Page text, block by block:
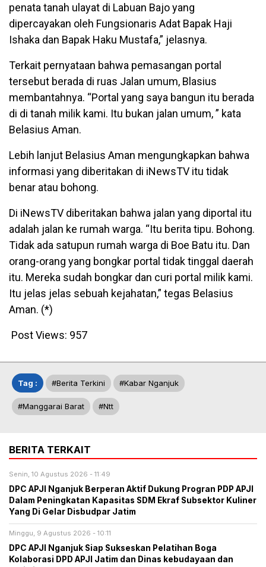
penata tanah ulayat di Labuan Bajo yang
dipercayakan oleh Fungsionaris Adat Bapak Haji
Ishaka dan Bapak Haku Mustafa,” jelasnya.
Terkait pernyataan bahwa pemasangan portal
tersebut berada di ruas Jalan umum, Blasius
membantahnya. “Portal yang saya bangun itu berada
di di tanah milik kami. Itu bukan jalan umum, ” kata
Belasius Aman.
Lebih lanjut Belasius Aman mengungkapkan bahwa
informasi yang diberitakan di iNewsTV itu tidak
benar atau bohong.
Di iNewsTV diberitakan bahwa jalan yang diportal itu
adalah jalan ke rumah warga. “Itu berita tipu. Bohong.
Tidak ada satupun rumah warga di Boe Batu itu. Dan
orang-orang yang bongkar portal tidak tinggal daerah
itu. Mereka sudah bongkar dan curi portal milik kami.
Itu jelas jelas sebuah kejahatan,” tegas Belasius
Aman. (*)
Post Views: 957
Tag : #berita Terkini #kabar Nganjuk
#manggarai Barat #ntt
BERITA TERKAIT
Senin, 10 Agustus 2026 - 11:49
DPC APJI Nganjuk Berperan Aktif Dukung Progran PDP APJI
Dalam Peningkatan Kapasitas SDM Ekraf Subsektor Kuliner
Yang Di Gelar Disbudpar Jatim
Minggu, 9 Agustus 2026 - 10:11
DPC APJI Nganjuk Siap Sukseskan Pelatihan Boga
Kolaborasi DPD APJI Jatim dan Dinas kebudayaan dan